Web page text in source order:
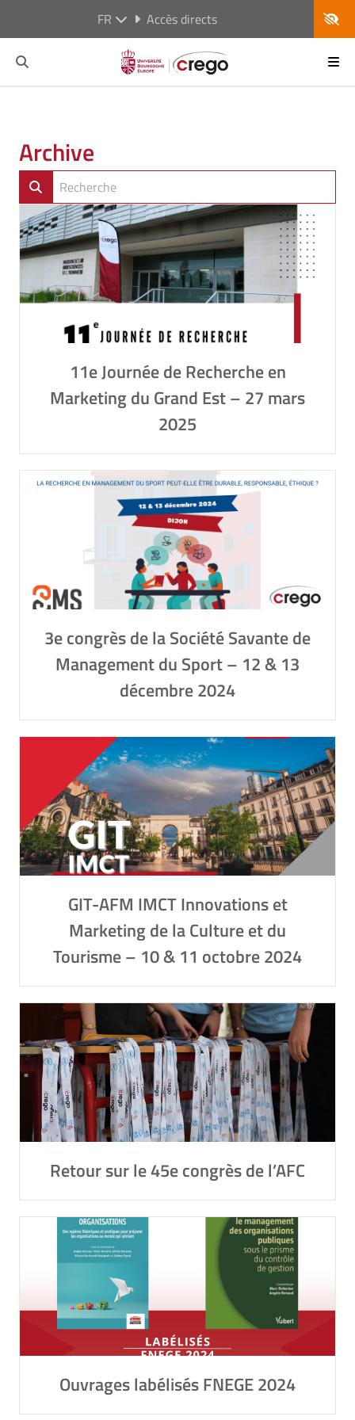
FR Accès directs
Archive
11e Journée de Recherche en
Marketing du Grand Est – 27 mars
2025
3e congrès de la Société Savante de
Management du Sport – 12 & 13
décembre 2024
GIT-AFM IMCT Innovations et
Marketing de la Culture et du
Tourisme – 10 & 11 octobre 2024
Retour sur le 45e congrès de l’AFC
Ouvrages labélisés FNEGE 2024